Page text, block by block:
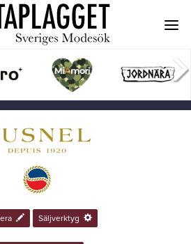
Säljverktyg